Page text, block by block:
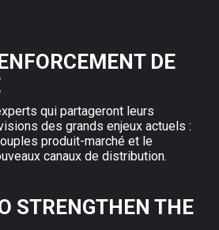
DE
qui partageront leurs
des grands enjeux actuels :
produit-marché et le
canaux de distribution.
STRENGTHEN THE